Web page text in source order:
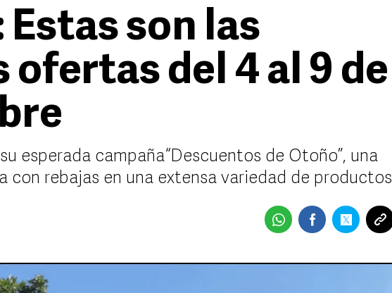
son las
ofertas del 4 al 9 de
esperada campaña “Descuentos de Otoño”, una
con rebajas en una extensa variedad de productos